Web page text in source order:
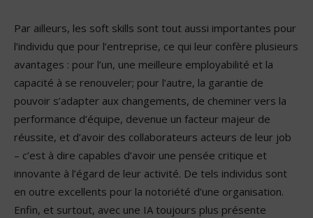
Par ailleurs, les soft skills sont tout aussi importantes pour
l’individu que pour l’entreprise, ce qui leur confère plusieurs
avantages : pour l’un, une meilleure employabilité et la
capacité à se renouveler; pour l’autre, la garantie de
pouvoir s’adapter aux changements, de cheminer vers la
performance d’équipe, devenue un facteur majeur de
réussite, et d’avoir des collaborateurs acteurs de leur job
– c’est à dire capables d’avoir une pensée critique et
innovante à l’égard de leur activité. De tels individus sont
en outre excellents pour la notoriété d’une organisation.
Enfin, et surtout, avec une IA toujours plus présente